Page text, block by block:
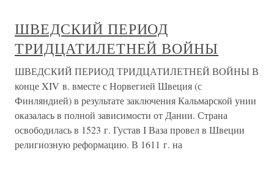
ШВЕДСКИЙ ПЕРИОД
ТРИДЦАТИЛЕТНЕЙ ВОЙНЫ
ШВЕДСКИЙ ПЕРИОД ТРИДЦАТИЛЕТНЕЙ ВОЙНЫ В
конце XIV в. вместе с Норвегией Швеция (с
Финляндией) в результате заключения Кальмарской унии
оказалась в полной зависимости от Дании. Страна
освободилась в 1523 г. Густав I Ваза провел в Швеции
религиозную реформацию. В 1611 г. на